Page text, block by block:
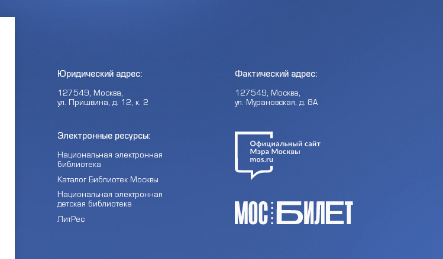
Фактический адрес:
127549, Москва,
ул. Мурановская, д. 8А
Юридический адрес:
127549, Москва,
ул. Пришвина, д. 12, к. 2
Электронные ресурсы:
Национальная электронная
библиотека
Каталог Библиотек Москвы
Национальная электронная
детская библиотека
ЛитРес